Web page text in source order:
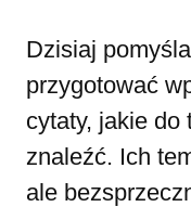
Dzisiaj
przygotować
cytaty, jakie do
znaleźć. Ich
ale